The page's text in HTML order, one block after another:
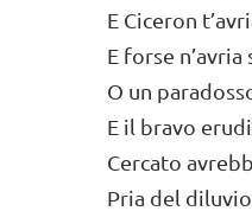
E Ciceron
E forse n’avria
O un
E il bravo
Cercato
Pria del